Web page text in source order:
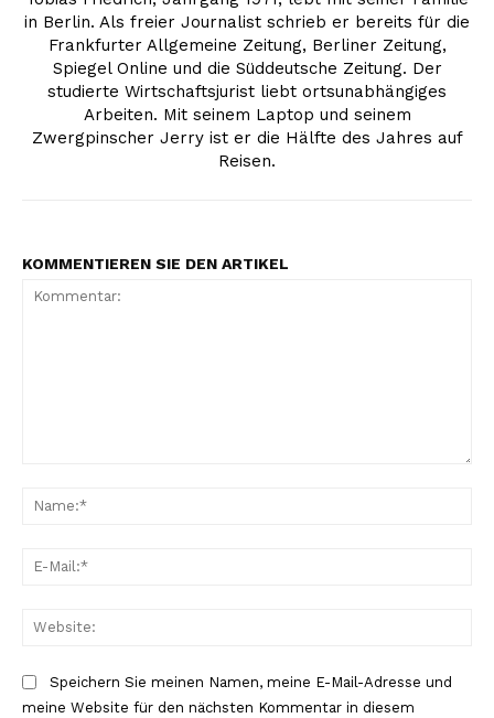
in Berlin. Als freier Journalist schrieb er bereits für die
Frankfurter Allgemeine Zeitung, Berliner Zeitung,
Spiegel Online und die Süddeutsche Zeitung. Der
studierte Wirtschaftsjurist liebt ortsunabhängiges
Arbeiten. Mit seinem Laptop und seinem
Zwergpinscher Jerry ist er die Hälfte des Jahres auf
Reisen.
KOMMENTIEREN SIE DEN ARTIKEL
Speichern Sie meinen Namen, meine E-Mail-Adresse und
meine Website für den nächsten Kommentar in diesem